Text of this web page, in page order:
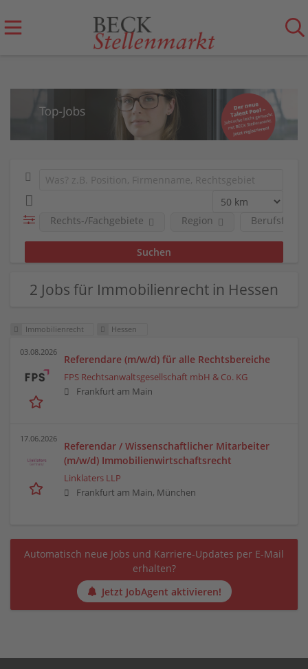
Berufsfeld
Rechts-/Fachgebiete Region
2 Jobs für Immobilienrecht in Hessen
Immobilienrecht Hessen
03.08.2026
Referendare (m/w/d) für alle Rechtsbereiche
FPS Rechtsanwaltsgesellschaft mbH & Co. KG
Frankfurt am Main
17.06.2026
Referendar / Wissenschaftlicher Mitarbeiter
(m/w/d) Immobilienwirtschaftsrecht
Linklaters LLP
Frankfurt am Main, München
Automatisch neue Jobs und Karriere-Updates per E-Mail
erhalten?
Jetzt JobAgent aktivieren!